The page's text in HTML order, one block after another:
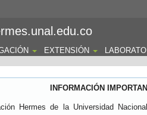
EXTENSIÓN
INFORMACIÓN
Hermes de la Universidad